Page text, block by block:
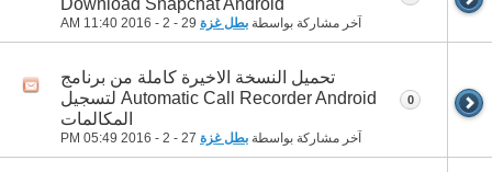
Download Snapchat Android
آخر مشاركة بواسطة بطل غزة 11:40 AM
تحميل النسخة الاخيرة كاملة من برنامج
Automatic Call Recorder Android لتسجيل
المكالمات
آخر مشاركة بواسطة بطل غزة 05:49 PM
0